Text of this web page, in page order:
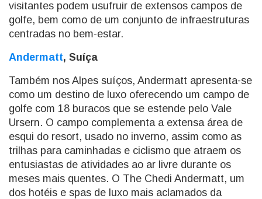
visitantes podem usufruir de extensos campos de
golfe, bem como de um conjunto de infraestruturas
centradas no bem-estar.
Andermatt, Suíça
Também nos Alpes suíços, Andermatt apresenta-se
como um destino de luxo oferecendo um campo de
golfe com 18 buracos que se estende pelo Vale
Ursern. O campo complementa a extensa área de
esqui do resort, usado no inverno, assim como as
trilhas para caminhadas e ciclismo que atraem os
entusiastas de atividades ao ar livre durante os
meses mais quentes. O The Chedi Andermatt, um
dos hotéis e spas de luxo mais aclamados da